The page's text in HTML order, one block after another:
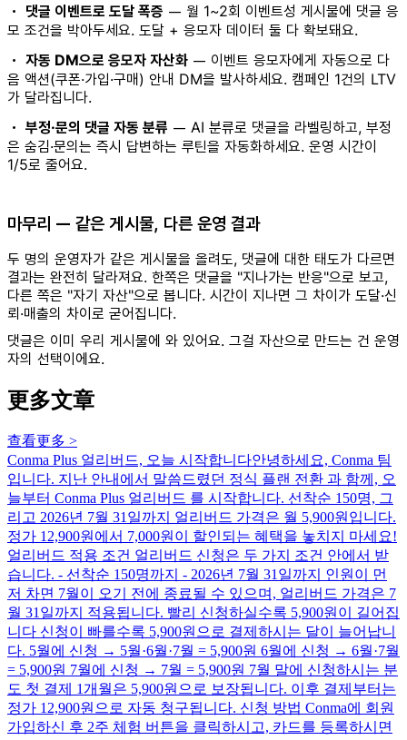
• 댓글 이벤트로 도달 폭증 — 월 1~2회 이벤트성 게시물에 댓글 응
모 조건을 박아두세요. 도달 + 응모자 데이터 둘 다 확보돼요.
• 자동 DM으로 응모자 자산화 — 이벤트 응모자에게 자동으로 다
음 액션(쿠폰·가입·구매) 안내 DM을 발사하세요. 캠페인 1건의 LTV
가 달라집니다.
• 부정·문의 댓글 자동 분류 — AI 분류로 댓글을 라벨링하고, 부정
은 숨김·문의는 즉시 답변하는 루틴을 자동화하세요. 운영 시간이
1/5로 줄어요.
마무리 — 같은 게시물, 다른 운영 결과
두 명의 운영자가 같은 게시물을 올려도, 댓글에 대한 태도가 다르면
결과는 완전히 달라져요. 한쪽은 댓글을 "지나가는 반응"으로 보고,
다른 쪽은 "자기 자산"으로 봅니다. 시간이 지나면 그 차이가 도달·신
뢰·매출의 차이로 굳어집니다.
댓글은 이미 우리 게시물에 와 있어요. 그걸 자산으로 만드는 건 운영
자의 선택이에요.
更多文章
查看更多 >
Conma Plus 얼리버드, 오늘 시작합니다안녕하세요, Conma 팀
입니다. 지난 안내에서 말씀드렸던 정식 플랜 전환 과 함께, 오
늘부터 Conma Plus 얼리버드 를 시작합니다. 선착순 150명, 그
리고 2026년 7월 31일까지 얼리버드 가격은 월 5,900원입니다.
정가 12,900원에서 7,000원이 할인되는 혜택을 놓치지 마세요!
얼리버드 적용 조건 얼리버드 신청은 두 가지 조건 안에서 받
습니다. - 선착순 150명까지 - 2026년 7월 31일까지 인원이 먼
저 차면 7월이 오기 전에 종료될 수 있으며, 얼리버드 가격은 7
월 31일까지 적용됩니다. 빨리 신청하실수록 5,900원이 길어집
니다 신청이 빠를수록 5,900원으로 결제하시는 달이 늘어납니
다. 5월에 신청 → 5월·6월·7월 = 5,900원 6월에 신청 → 6월·7월
= 5,900원 7월에 신청 → 7월 = 5,900원 7월 말에 신청하시는 분
도 첫 결제 1개월은 5,900원으로 보장됩니다. 이후 결제부터는
정가 12,900원으로 자동 청구됩니다. 신청 방법 Conma에 회원
가입하신 후 2주 체험 버튼을 클릭하시고, 카드를 등록하시면